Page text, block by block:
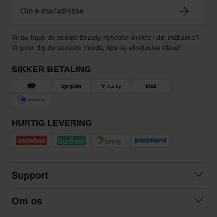
Vil du have de bedste beauty-nyheder direkte i din indbakke?
Vi giver dig de seneste trends, tips og eksklusive tilbud!
SIKKER BETALING
HURTIG LEVERING
Support
Om os